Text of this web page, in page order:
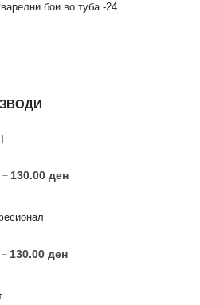
бои во туба -24
– 130.00 ден
– 130.00 ден